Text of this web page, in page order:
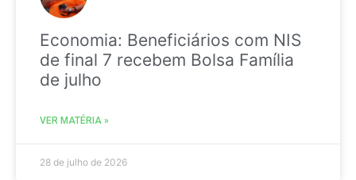
Economia: Beneficiários com NIS
de final 7 recebem Bolsa Família
de julho
VER MATÉRIA »
28 de julho de 2026